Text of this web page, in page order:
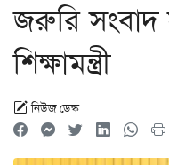
জরুরি সংবাদ
শিক্ষামন্ত্রী
নিউজ ডেস্ক